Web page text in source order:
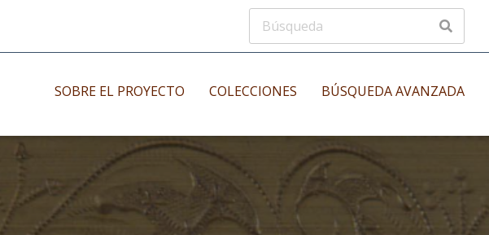
SOBRE EL PROYECTO COLECCIONES
Impresos antiguos
Impresos modernos
Impresos menores
Manuscritos musicales
Incunables
BÚSQUEDA AVANZADA